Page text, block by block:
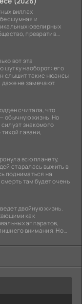
виллах
и
ювелирных
превратив
вот эта
шутку наоборот: его
слышит такие нюансы
даже не замечают.
считала, что
обычную жизнь. Но
знакомого
гавани,
всю планету,
старалась выжить в
подниматься на
там будет очень
двойную жизнь.
как
аппаратов,
внимания. Но